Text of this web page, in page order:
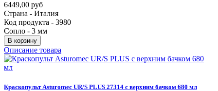
6449,00 руб
Страна - Италия
Код продукта - 3980
Сопло - 3 мм
В корзину
Описание товара
Краскопульт Asturomec UR/S PLUS 27314 с верхним бачком 680 мл